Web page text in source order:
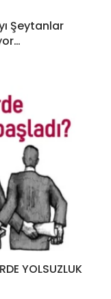
Şeytanlar
YOLSUZLUK